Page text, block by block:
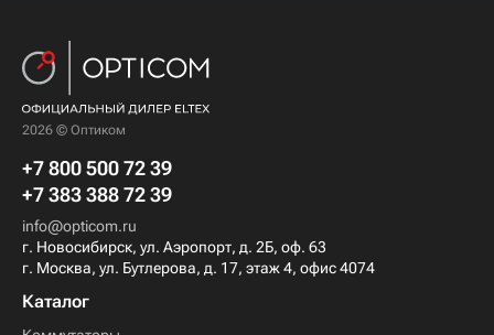
2026 © Оптиком
+7 800 500 72 39
+7 383 388 72 39
info@opticom.ru
г. Новосибирск, ул. Аэропорт, д. 2Б, оф. 63
г. Москва, ул. Бутлерова, д. 17, этаж 4, офис 4074
Каталог